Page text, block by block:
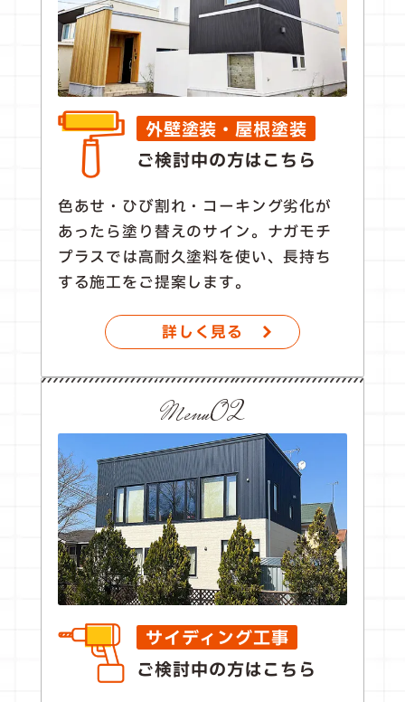
外壁塗装・屋根塗装
ご検討中の方はこちら
色あせ・ひび割れ・コーキング劣化が
あったら塗り替えのサイン。ナガモチ
プラスでは高耐久塗料を使い、長持ち
する施工をご提案します。
詳しく見る
Menu02
サイディング工事
ご検討中の方はこちら